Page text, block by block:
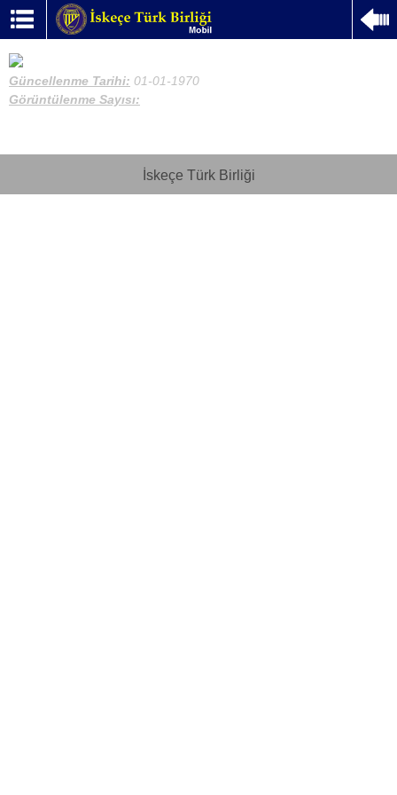
Güncellenme Tarihi: 01-01-1970
Görüntülenme Sayısı:
İskeçe Türk Birliği